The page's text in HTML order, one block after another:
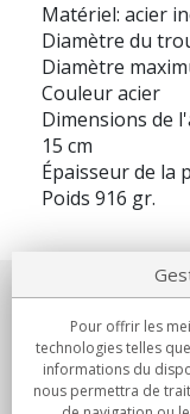
Matériel: acier
Diamètre du
Diamètre
Couleur acier
Dimensions de
15 cm
Épaisseur de la
Poids 916 gr.
Notre société
Engagements
Pour offrir les
technologies telles
informations du
nous permettra de